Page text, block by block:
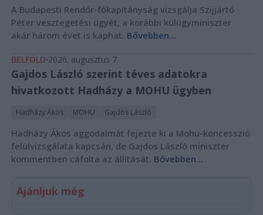
A Budapesti Rendőr-főkapitányság vizsgálja Szijjártó
Péter vesztegetési ügyét, a korábbi külügyminiszter
akár három évet is kaphat. Bővebben...
BELFÖLD 2026. augusztus 7.
Gajdos László szerint téves adatokra
hivatkozott Hadházy a MOHU ügyben
Hadházy Ákos MOHU Gajdos László
Hadházy Ákos aggodalmát fejezte ki a Mohu-koncesszió
felülvizsgálata kapcsán, de Gajdos László miniszter
kommentben cáfolta az állítását. Bővebben...
Ajánljuk még